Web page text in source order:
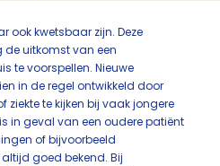
ook kwetsbaar zijn. Deze
uitkomst van een
te voorspellen. Nieuwe
in de regel ontwikkeld door
te kijken bij vaak jongere
in geval van een oudere patiënt
of bijvoorbeeld
goed bekend. Bij